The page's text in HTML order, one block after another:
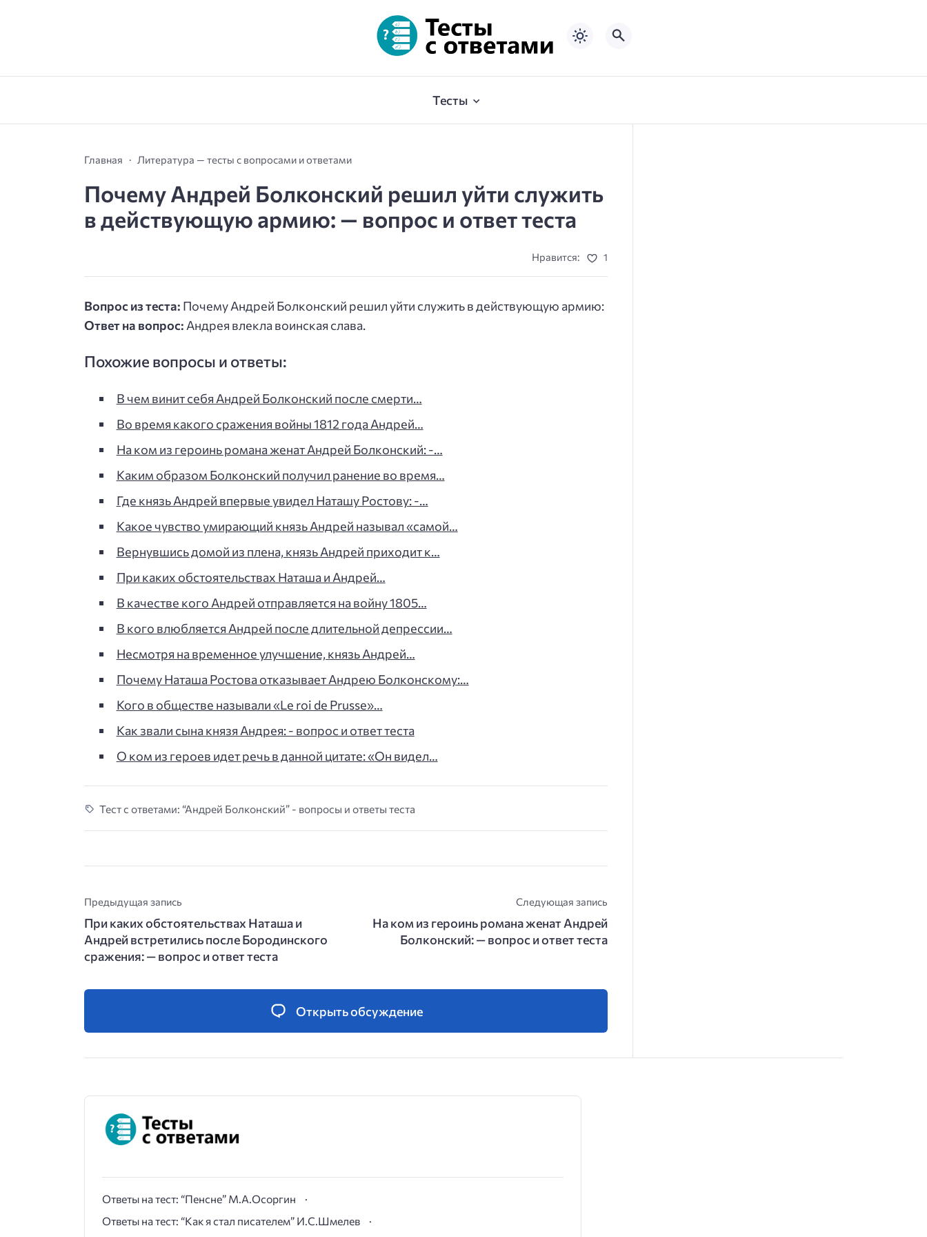
Тесты
Главная Литература — тесты с вопросами и ответами
Почему Андрей Болконский решил уйти служить
в действующую армию: — вопрос и ответ теста
Нравится: 1
Вопрос из теста: Почему Андрей Болконский решил уйти служить в действующую армию:
Ответ на вопрос:Андрея влекла воинская слава.
Похожие вопросы и ответы:
В чем винит себя Андрей Болконский после смерти…
Во время какого сражения войны 1812 года Андрей…
На ком из героинь романа женат Андрей Болконский: -…
Каким образом Болконский получил ранение во время…
Где князь Андрей впервые увидел Наташу Ростову: -…
Какое чувство умирающий князь Андрей называл «самой…
Вернувшись домой из плена, князь Андрей приходит к…
При каких обстоятельствах Наташа и Андрей…
В качестве кого Андрей отправляется на войну 1805…
В кого влюбляется Андрей после длительной депрессии…
Несмотря на временное улучшение, князь Андрей…
Почему Наташа Ростова отказывает Андрею Болконскому:…
Кого в обществе называли «Le roi de Prusse»…
Как звали сына князя Андрея: - вопрос и ответ теста
О ком из героев идет речь в данной цитате: «Он видел…
Тест с ответами: “Андрей Болконский” - вопросы и ответы теста
Предыдущая запись
При каких обстоятельствах Наташа и
Андрей встретились после Бородинского
сражения: — вопрос и ответ теста
Следующая запись
На ком из героинь романа женат Андрей
Болконский: — вопрос и ответ теста
Открыть обсуждение
Ответы на тест: “Пенсне” М.А.Осоргин
Ответы на тест: “Как я стал писателем” И.С.Шмелев